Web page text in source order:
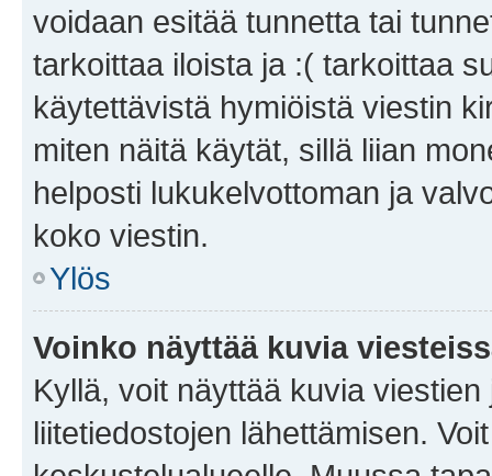
voidaan esitää tunnetta tai
tarkoittaa iloista ja :( tarkoittaa
käytettävistä hymiöistä viestin
miten näitä käytät, sillä liian
helposti lukukelvottoman ja
koko viestin.
Ylös
Voinko näyttää kuvia
Kyllä, voit näyttää kuvia
liitetiedostojen lähettämisen.